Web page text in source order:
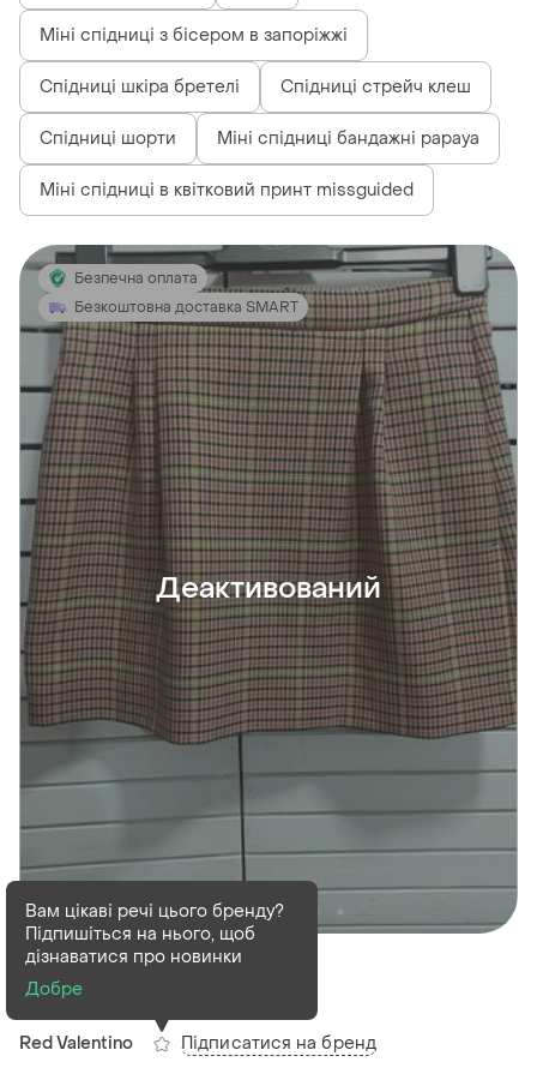
Міні спідниці з бісером в запоріжжі
Спідниці шкіра бретелі Спідниці стрейч клеш
Спідниці шорти Міні спідниці бандажні papaya
Міні спідниці в квітковий принт missguided
Безпечна оплата
Безкоштовна доставка SMART
Деактивований
Деактивований 1 шт
Юбка red valentino
Red Valentino
Вам цікаві речі цього бренду?
Підпишіться на нього, щоб
дізнаватися про новинки
Добре
Підписатися на бренд